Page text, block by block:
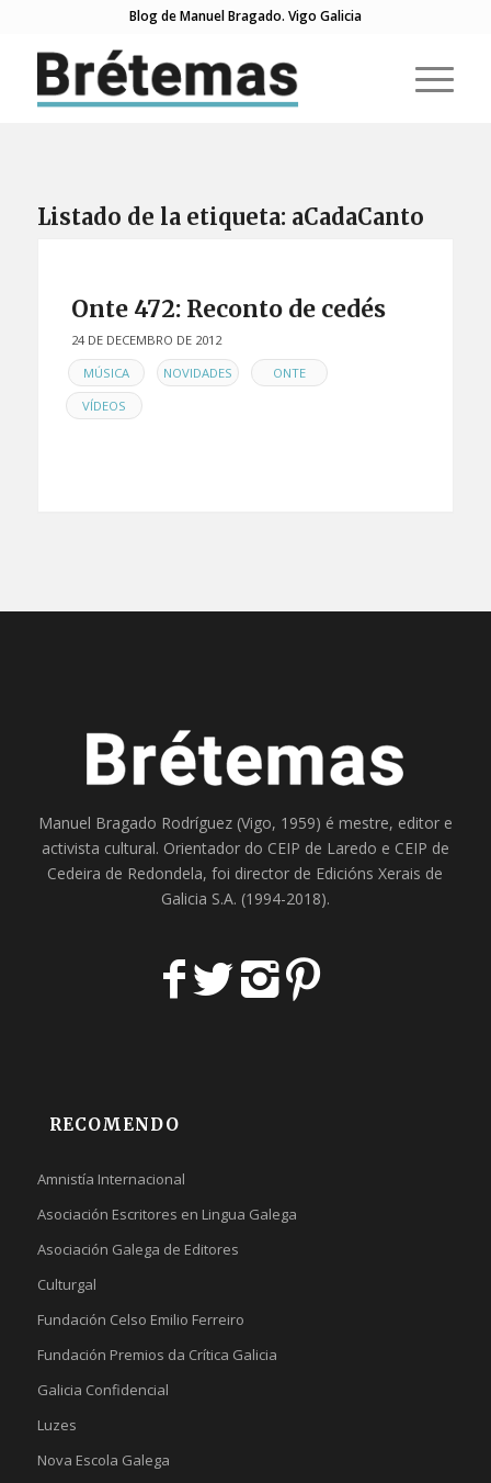
Blog de Manuel Bragado. Vigo Galicia
Listado de la etiqueta: aCadaCanto
Onte 472: Reconto de cedés
24 DE DECEMBRO DE 2012
EN
MÚSICA , NOVIDADES , ONTE ,
VÍDEOS
Manuel Bragado Rodríguez (Vigo, 1959) é mestre, editor e
activista cultural. Orientador do CEIP de Laredo e CEIP de
Cedeira de Redondela, foi director de Edicións Xerais de
Galicia S.A. (1994-2018).
RECOMENDO
Amnistía Internacional
Asociación Escritores en Lingua Galega
Asociación Galega de Editores
Culturgal
Fundación Celso Emilio Ferreiro
Fundación Premios da Crítica Galicia
Galicia Confidencial
Luzes
Nova Escola Galega